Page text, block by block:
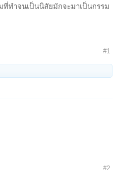
ที่ทำจนเป็นนิสัยมักจะมาเป็นกรรม
#1
#2